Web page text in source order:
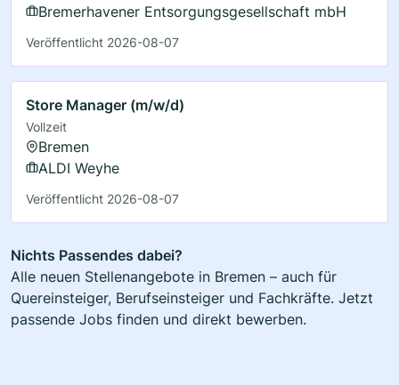
Bremerhavener Entsorgungsgesellschaft mbH
Veröffentlicht 2026-08-07
Store Manager (m/w/d)
Vollzeit
Bremen
ALDI Weyhe
Veröffentlicht 2026-08-07
Nichts Passendes dabei?
Alle neuen Stellenangebote in Bremen – auch für
Quereinsteiger, Berufseinsteiger und Fachkräfte. Jetzt
passende Jobs finden und direkt bewerben.